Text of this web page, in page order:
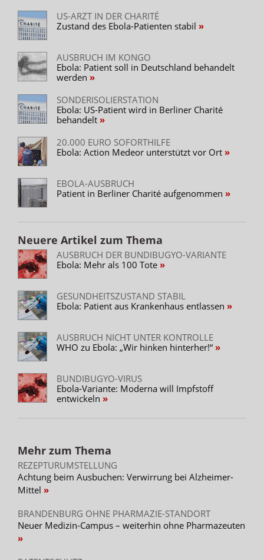
US-ARZT IN DER CHARITÉ
Zustand des Ebola-Patienten stabil
AUSBRUCH IM KONGO
Ebola: Patient soll in Deutschland behandelt
werden
SONDERISOLIERSTATION
Ebola: US-Patient wird in Berliner Charité
behandelt
20.000 EURO SOFORTHILFE
Ebola: Action Medeor unterstützt vor Ort
EBOLA-AUSBRUCH
Patient in Berliner Charité aufgenommen
Neuere Artikel zum Thema
AUSBRUCH DER BUNDIBUGYO-VARIANTE
Ebola: Mehr als 100 Tote
GESUNDHEITSZUSTAND STABIL
Ebola: Patient aus Krankenhaus entlassen
AUSBRUCH NICHT UNTER KONTROLLE
WHO zu Ebola: „Wir hinken hinterher!“
BUNDIBUGYO-VIRUS
Ebola-Variante: Moderna will Impfstoff
entwickeln
Mehr zum Thema
REZEPTURUMSTELLUNG
Achtung beim Ausbuchen: Verwirrung bei Alzheimer-
Mittel
BRANDENBURG OHNE PHARMAZIE-STANDORT
Neuer Medizin-Campus – weiterhin ohne Pharmazeuten